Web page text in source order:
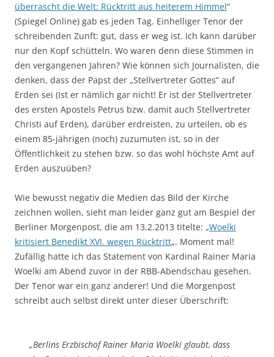
überrascht die Welt: Rücktritt aus heiterem Himmel“
(Spiegel Online) gab es jeden Tag. Einhelliger Tenor der
schreibenden Zunft: gut, dass er weg ist. Ich kann darüber
nur den Kopf schütteln. Wo waren denn diese Stimmen in
den vergangenen Jahren? Wie können sich Journalisten, die
denken, dass der Papst der „Stellvertreter Gottes“ auf
Erden sei (Ist er nämlich gar nicht! Er ist der Stellvertreter
des ersten Apostels Petrus bzw. damit auch Stellvertreter
Christi auf Erden), darüber erdreisten, zu urteilen, ob es
einem 85-jährigen (noch) zuzumuten ist, so in der
Öffentlichkeit zu stehen bzw. so das wohl höchste Amt auf
Erden auszuüben?
Wie bewusst negativ die Medien das Bild der Kirche
zeichnen wollen, sieht man leider ganz gut am Bespiel der
Berliner Morgenpost, die am 13.2.2013 titelte: „Woelki
kritisiert Benedikt XVI. wegen Rücktritt„. Moment mal!
Zufällig hatte ich das Statement von Kardinal Rainer Maria
Woelki am Abend zuvor in der RBB-Abendschau gesehen.
Der Tenor war ein ganz anderer! Und die Morgenpost
schreibt auch selbst direkt unter dieser Überschrift:
„Berlins Erzbischof Rainer Maria Woelki glaubt, dass